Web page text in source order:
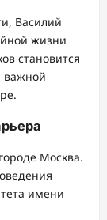
Василий
жизни
становится
важной
Москва.
имени